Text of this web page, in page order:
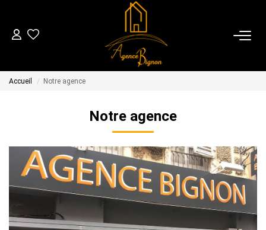
04 70 44 28 83
LOCATIONS
GESTION
ESTIMATION
Accueil Notre agence
Notre agence